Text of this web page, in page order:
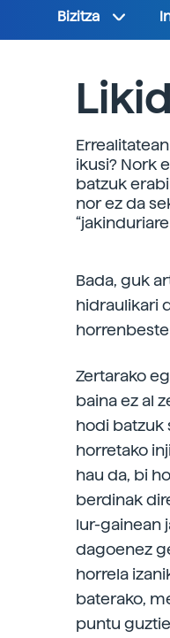
Bizitza
ikusi? Nork
batzuk
nor ez da
Bada, guk
hidraulikari
Zertarako
baina ez al
hodi batzuk
horretako
hau da, bi
berdinak
lur-gainean
dagoenez
horrela
baterako,
puntu